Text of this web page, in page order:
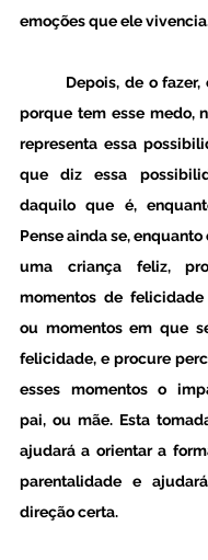
emoções que ele
Depois, de o
porque tem esse medo,
representa essa
que diz essa
daquilo que é,
Pense ainda se,
uma criança feliz,
momentos de
ou momentos em que
felicidade, e procure
esses momentos o
pai, ou mãe. Esta
ajudará a orientar a
parentalidade e
direção certa.